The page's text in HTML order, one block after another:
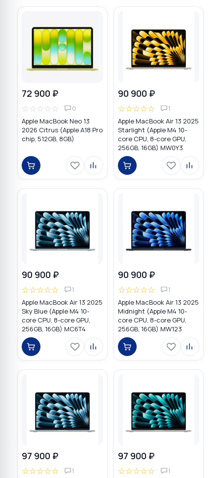
72 900 ₽
☆☆☆☆☆ 0
Apple MacBook Neo 13
2026 Citrus (Apple A18 Pro
chip, 512GB, 8GB)
90 900 ₽
☆☆☆☆☆ 1
Apple MacBook Air 13 2025
Starlight (Apple M4 10-
core CPU, 8-core GPU,
256GB, 16GB) MW0Y3
90 900 ₽
☆☆☆☆☆ 1
Apple MacBook Air 13 2025
Sky Blue (Apple M4 10-
core CPU, 8-core GPU,
256GB, 16GB) MC6T4
90 900 ₽
☆☆☆☆☆ 1
Apple MacBook Air 13 2025
Midnight (Apple M4 10-
core CPU, 8-core GPU,
256GB, 16GB) MW123
97 900 ₽
☆☆☆☆☆ 1
97 900 ₽
☆☆☆☆☆ 1